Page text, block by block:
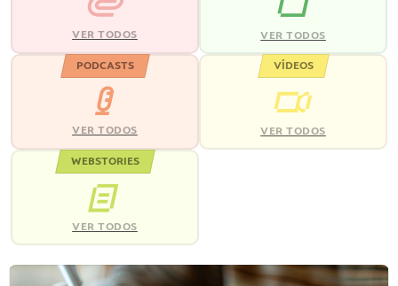
VER TODOS VER TODOS
PODCASTS
VER TODOS
VÍDEOS
VER TODOS
WEBSTORIES
VER TODOS